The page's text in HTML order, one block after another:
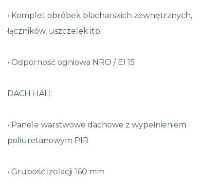
• Komplet obróbek blacharskich zewnętrznych,
łączników, uszczelek itp.
• Odporność ogniowa NRO / EI 15
DACH HALI:
• Panele warstwowe dachowe z wypełnieniem
poliuretanowym PIR
• Grubość izolacji 160 mm